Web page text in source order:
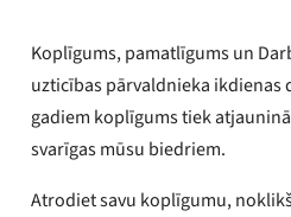
Koplīgums, pamatlīgums un
uzticības pārvaldnieka ikdienas
gadiem koplīgums tiek
svarīgas mūsu biedriem.
Atrodiet savu koplīgumu,